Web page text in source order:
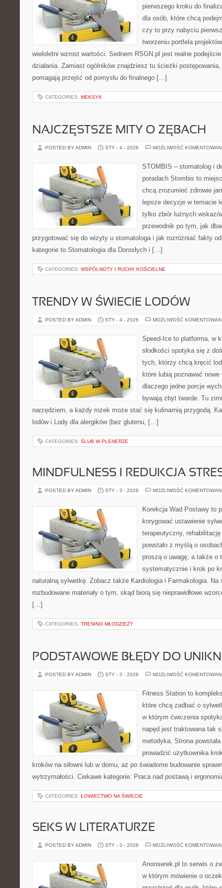
pierwszego kroku do
dla osób, które chcą
czy to przy nabyciu
tworzeniu portfela
wieloletni wzrost wartości. Sednem RSGN.pl jest realne
działania. Zamiast ogólników znajdziesz tu ścieżki
pomagają przejść od pomysłu do finalnego […]
CATEGORIES: MEKSYK
NAJCZĘSTSZE MITY O ZĘBACH
POSTED BY ADMIN STY - 4 - 2026 MOŻLIWOŚĆ
STOMBIS – stomatolog i
poradach Stombis to
chcą zrozumieć zdrowie
lepsze decyzje w temacie
tylko zbiór luźnych
przewodnik po tym, jak
przygotować się do wizyty u stomatologa i jak rozróżniać fakty
kategorie to Stomatologia dla Dorosłych i […]
CATEGORIES: WSPÓLNOTY I RUCHY KOŚCIELNE
TRENDY W ŚWIECIE LODÓW
POSTED BY ADMIN STY - 4 - 2026 MOŻLIWOŚĆ
Speed-Ice to platforma, w
słodkości spotyka się z
tych, którzy chcą kręcić
które lubią poznawać
dlaczego jedne porcje
bywają zbyt twarde. Tu
narzędziem, a każdy rożek może stać się kulinarnią przygodą.
lodów i Lody dla alergików (bez glutenu, […]
CATEGORIES: ŚLUB W PLENERZE
MINDFULNESS I REDUKCJA
POSTED BY ADMIN STY - 3 - 2026 MOŻLIWOŚĆ
Korekcja Wad Postawy to
korygować ustawienie
terapeutyczny,
powstało z myślą o
proszą o uwagę, a także o
systematycznie i krok po
naturalną sylwetkę. Zobacz także Kardiologia i Farmakologia. Na
rozbudowane materiały o tym, skąd biorą się nieprawidłowe
[…]
CATEGORIES: TRENING MŁODZIEŻY
PODSTAWOWE BŁĘDY DO
POSTED BY ADMIN STY - 3 - 2026 MOŻLIWOŚĆ
Fitness Station to
które chcą zadbać o
w którym ćwiczenia
napęd jest traktowana tak
metodyka. Strona
prowadzić użytkownika
kroków na siłowni lub w domu, aż po świadome budowanie
wytrzymałości. Ciekawe kategorie: Praca nad postawą i
CATEGORIES: ŁOWIECTWO NA ŚWIECIE
SEKS W LITERATURZE
POSTED BY ADMIN STY - 3 - 2026 MOŻLIWOŚĆ
Anonserek.pl to serwis o
w którym mówienie o